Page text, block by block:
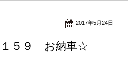
2017年5月24日
１５９ お納車☆